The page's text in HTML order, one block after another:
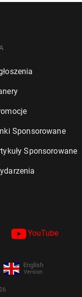
Sponsorowane
Sponsorowane
YouTube
English
Version